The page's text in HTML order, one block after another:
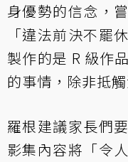
身優勢的信念，
「違法前決不罷
製作的是 R 級作
的事情，除非抵觸
羅根建議家長們
影集內容將「令